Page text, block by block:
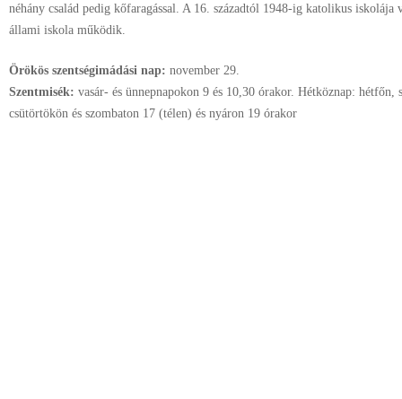
néhány család pedig kőfaragással. A 16. századtól 1948-ig katolikus iskolája
állami iskola működik.
Örökös szentségimádási nap: november 29.
Szentmisék: vasár- és ünnepnapokon 9 és 10,30 órakor. Hétköznap: hétfőn,
csütörtökön és szombaton 17 (télen) és nyáron 19 órakor